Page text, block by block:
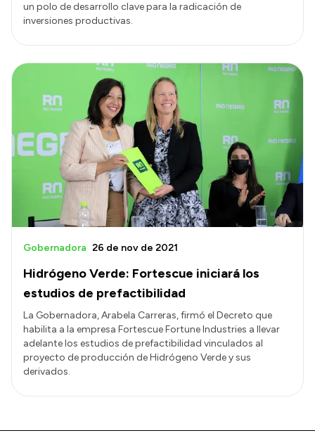
un polo de desarrollo clave para la radicación de
inversiones productivas.
Hidrógeno Verde: Fortescue iniciará los
estudios de prefactibilidad
Gobernadora 26 de nov de 2021
La Gobernadora, Arabela Carreras, firmó el Decreto que
habilita a la empresa Fortescue Fortune Industries a llevar
adelante los estudios de prefactibilidad vinculados al
proyecto de producción de Hidrógeno Verde y sus
derivados.